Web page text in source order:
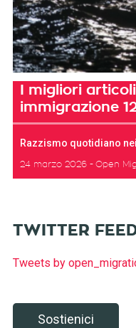
I migliori
immigrazione
Razzismo quotidiano
24 marzo 2026 Open
TWITTER
Tweets by
Sostienici